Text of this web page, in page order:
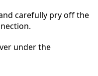
carefully pry off the
under the